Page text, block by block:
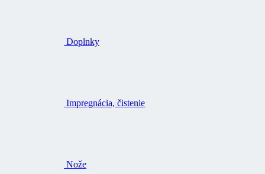
Doplnky
Impregnácia, čistenie
Nože